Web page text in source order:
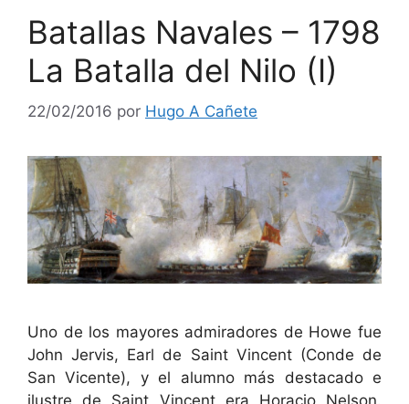
Batallas Navales – 1798
La Batalla del Nilo (I)
22/02/2016 por Hugo A Cañete
Uno de los mayores admiradores de Howe fue
John Jervis, Earl de Saint Vincent (Conde de
San Vicente), y el alumno más destacado e
ilustre de Saint Vincent era Horacio Nelson.